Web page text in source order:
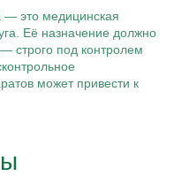
— это медицинская
Её назначение должно
строго под контролем
может привести к